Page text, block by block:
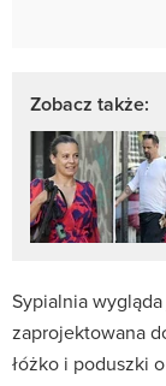
Zobacz także:
Sypialnia
zaprojektowana
łóżko i poduszki